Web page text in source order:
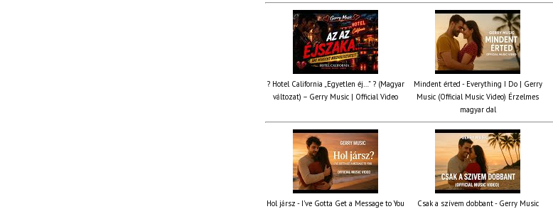
? Hotel California „Egyetlen éj…” ? (Magyar
változat) – Gerry Music | Official Video
Mindent érted - Everything I Do | Gerry
Music (Official Music Video) Érzelmes
magyar dal
Hol jársz - I've Gotta Get a Message to You
Csak a szívem dobbant - Gerry Music